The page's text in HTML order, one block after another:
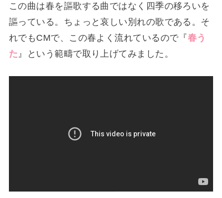
この曲は春を謳歌する曲ではなく四季の移ろいを
謳っている。ちょっと哀しい別れの歌である。そ
れでもCMで、この春よく流れているので『春う
た 』という範疇で取り上げてみました。